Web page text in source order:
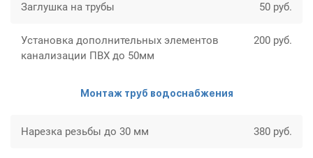
Заглушка на трубы 50 руб.
Установка дополнительных элементов
канализации ПВХ до 50мм
200 руб.
Монтаж труб водоснабжения
Нарезка резьбы до 30 мм 380 руб.